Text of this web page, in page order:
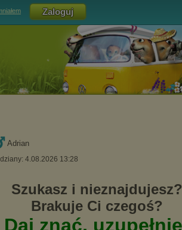
Adrian
4.08.2026 13:28